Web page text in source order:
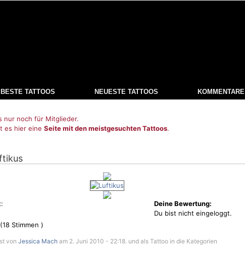
BESTE TATTOOS NEUESTE TATTOOS KOMMENTARE
nur noch für Mitglieder.
es hier eine Seite mit den meistgesuchten Tattoos.
(18 Stimmen )
Deine Bewertung:
Du bist nicht eingeloggt.
von Jessica Mach am 2. Juni 2010 - 22:18. und als Tattoo in die Kategorien